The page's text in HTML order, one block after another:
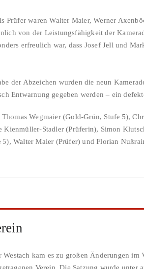
waren Walter Maier, Werner
von der Leistungsfähigkeit der
erfreulich war, dass Josef Jell und
der Abzeichen wurden die neun
Entwarnung gegeben werden – ein
Wegmaier (Gold-Grün, Stufe 5),
Stadler (Prüferin), Simon
Walter Maier (Prüfer) und Florian
kam es zu großen Änderungen im